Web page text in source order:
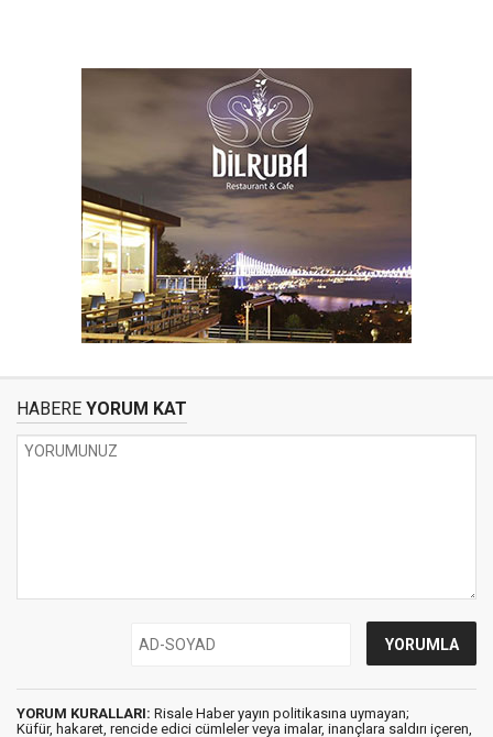
HABERE YORUM KAT
YORUM KURALLARI: Risale Haber yayın politikasına uymayan;
Küfür, hakaret, rencide edici cümleler veya imalar, inançlara saldırı içeren,